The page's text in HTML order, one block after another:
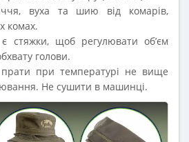
вуха та шию від комарів,
комах.
стяжки, щоб регулювати об’єм
голови.
прати при температурі не вище
Не сушити в машинці.